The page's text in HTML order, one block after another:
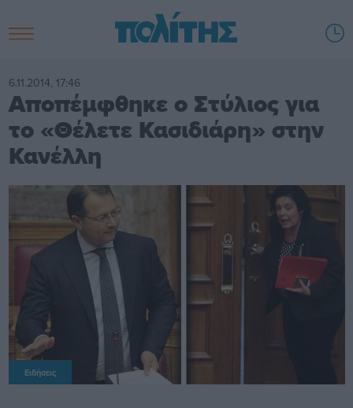
6.11.2014, 17:46
Αποπέμφθηκε ο Στύλιος για
το «Θέλετε Κασιδιάρη» στην
Κανέλλη
Ειδήσεις